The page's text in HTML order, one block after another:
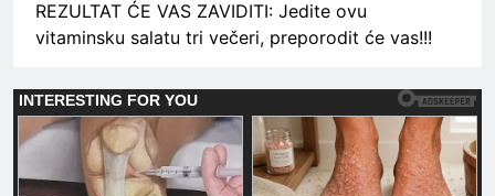
REZULTAT ĆE VAS ZAVIDITI: Jedite ovu
vitaminsku salatu tri večeri, preporodit će vas!!!